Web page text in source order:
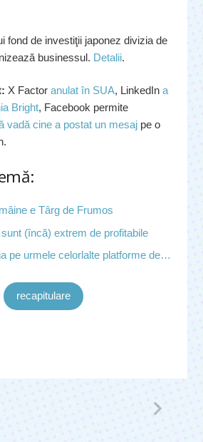
fond de investiţii japonez divizia de
businessul. Detalii.
X Factor anulat în SUA, LinkedIn a
Bright, Facebook permite
vadă cine a postat un mesaj pe o
e Târg de Frumos
(încă) extrem de profitabile
pe urmele celorlalte platforme de…
recapitulare